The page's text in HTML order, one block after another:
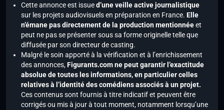
Cette annonce est issued’une veille active journalistique
sur les projets audiovisuels en préparation en France. Elle
n’émane pas directement de la production mentionnéeet
peut ne pas se présenter sous sa forme originelle telle que
diffusée par son directeur de casting.
Malgré le soin apporté à la vérification et à l’enrichissement
des annonces,Figurants.com ne peut garantir l’exactitude
absolue de toutes les informations, en particulier celles
relatives à l’identité des comédiens associés à un projet.
Ces contenus sont fournis à titre indicatif et peuvent être
corrigés ou mis à jour à tout moment, notamment lorsqu’une